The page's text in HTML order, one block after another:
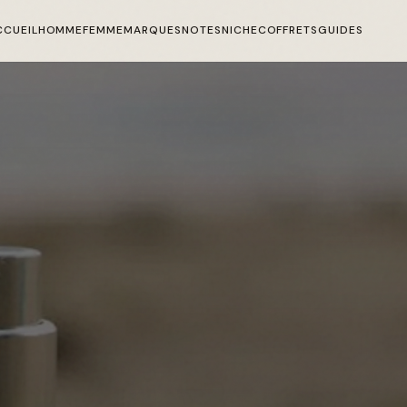
HOMMEFEMMEMARQUESNOTESNICHECOFFRETSGUIDES